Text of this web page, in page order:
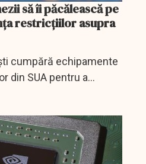
să îi păcălească pe
restricțiilor asupra
cumpără echipamente
din SUA pentru a
avansați, în pofida